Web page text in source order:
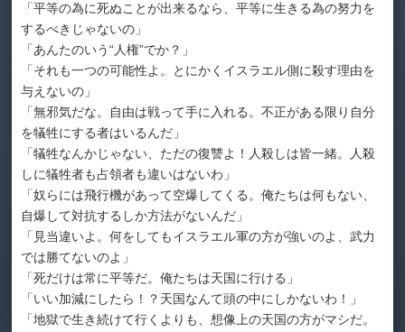
「平等の為に死ぬことが出来るなら、平等に生きる為の努力を
するべきじゃないの」
「あんたのいう“人権”でか？」
「それも一つの可能性よ。とにかくイスラエル側に殺す理由を
与えないの」
「無邪気だな。自由は戦って手に入れる。不正がある限り自分
を犠牲にする者はいるんだ」
「犠牲なんかじゃない、ただの復讐よ！人殺しは皆一緒。人殺
しに犠牲者も占領者も違いはないわ」
「奴らには飛行機があって空爆してくる。俺たちは何もない、
自爆して対抗するしか方法がないんだ」
「見当違いよ。何をしてもイスラエル軍の方が強いのよ、武力
では勝てないのよ」
「死だけは常に平等だ。俺たちは天国に行ける」
「いい加減にしたら！？天国なんて頭の中にしかないわ！」
「地獄で生き続けて行くよりも、想像上の天国の方がマシだ。